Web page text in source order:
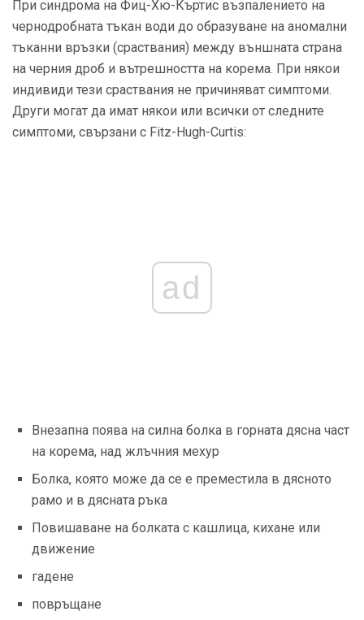
При синдрома на Фиц-Хю-Къртис възпалението на
чернодробната тъкан води до образуване на аномални
тъканни връзки (сраствания) между външната страна
на черния дроб и вътрешността на корема. При някои
индивиди тези сраствания не причиняват симптоми.
Други могат да имат някои или всички от следните
симптоми, свързани с Fitz-Hugh-Curtis:
ad
Внезапна поява на силна болка в горната дясна част
на корема, над жлъчния мехур
Болка, която може да се е преместила в дясното
рамо и в дясната ръка
Повишаване на болката с кашлица, кихане или
движение
гадене
повръщане